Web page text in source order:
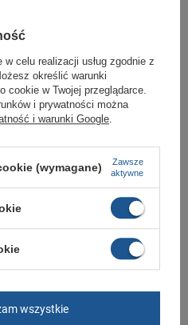
dystrybucyjnej.
bądź wymiany towaru bez
skóra ekologiczna
20
celu realizacji usług zgodnie z
określić warunki
cookie w Twojej przeglądarce.
i prywatności można
i warunki Google
(wymagane)
Zawsze
aktywne
wszystkie